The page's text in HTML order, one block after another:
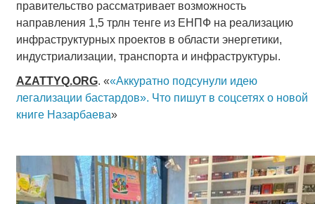
правительство рассматривает возможность
направления 1,5 трлн тенге из ЕНПФ на реализацию
инфраструктурных проектов в области энергетики,
индустриализации, транспорта и инфраструктуры.
AZATTYQ.ORG. ««Аккуратно подсунули идею
легализации бастардов». Что пишут в соцсетях о новой
книге Назарбаева»